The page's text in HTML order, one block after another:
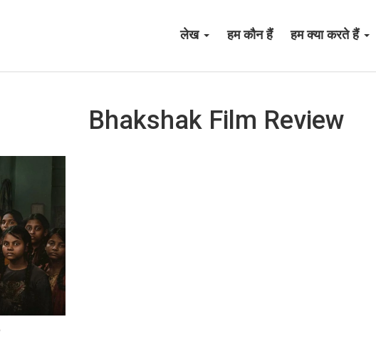
लेख हम कौन हैं हम क्या करते हैं
Bhakshak Film Review